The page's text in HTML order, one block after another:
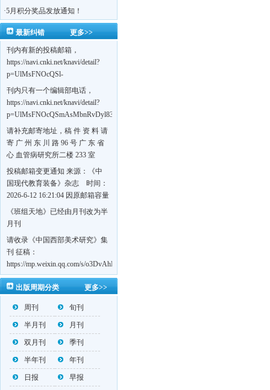
·5月积分奖品发放通知！
更多>>
最新纠错
刊内有新的投稿邮箱，
https://navi.cnki.net/knavi/detail?
p=UlMsFNOcQSl-
刊内只有一个编辑部电话，
https://navi.cnki.net/knavi/detail?
p=UlMsFNOcQSmAsMbnRvDyl83fGGu5dcrBYtF-
w7VFJdSWT5tem1RQ5W2sC5HRG-
S8mH75DuljrTVfVeoXxT4L0b-
Yrk7HaGd7C2w5FD7nrnLRR5Q57zsTTQ==&uniplatform=NZKPT&language=CHS
请补充邮寄地址，稿 件 资 料 请
寄 广 州 东 川 路 96 号 广 东 省
心 血管病研究所二楼 233 室
《岭南心血管病杂志》编辑部
收，
https://navi.cnki.net/knavi/detail?
BMxk-
109PkA==&uniplatform=NZKPT&language=CHS
投稿邮箱变更通知 来源：《中
国现代教育装备》杂志 时间：
2026-6-12 16:21:04 因原邮箱容量
有限，自即日起停止使用，我刊
投稿邮箱变更为 高教投稿邮
邮箱：bedu@cmee.net.cn
《班组天地》已经由月刊改为半
月刊
请收录《中国西部美术研究》集
刊 征稿：
https://mp.weixin.qq.com/s/o3DvAhL6jtTS9ASccwcwPQ
第一辑：
https://mp.weixin.qq.com/s/_w2OMIu6Gs1QL0b_JWhZAQ
更多>>
出版周期分类
周刊 旬刊
半月刊 月刊
双月刊 季刊
半年刊 年刊
日报 早报